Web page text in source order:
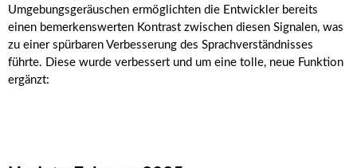
Umgebungsgeräuschen ermöglichten die Entwickler bereits
einen bemerkenswerten Kontrast zwischen diesen Signalen, was
zu einer spürbaren Verbesserung des Sprachverständnisses
führte. Diese wurde verbessert und um eine tolle, neue Funktion
ergänzt: